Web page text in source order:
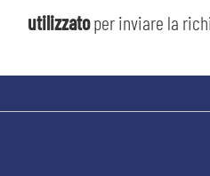
utilizzatoper inviare la